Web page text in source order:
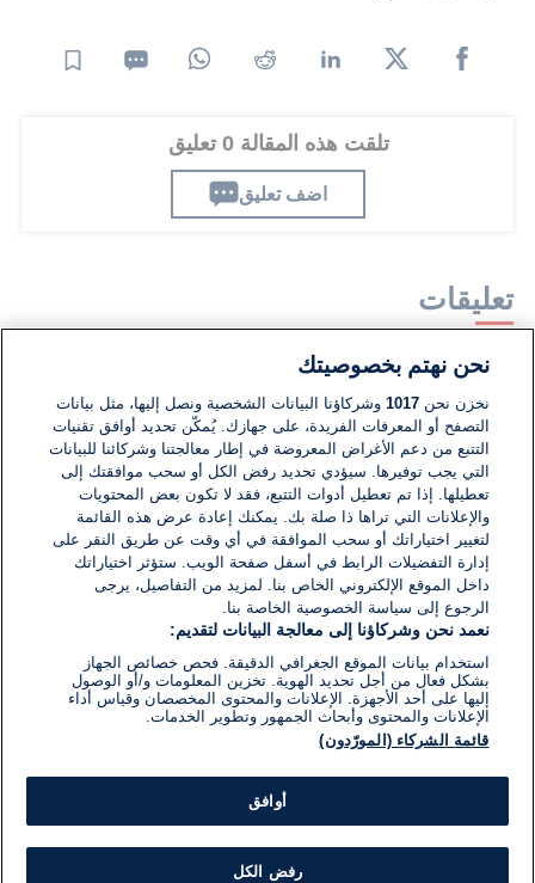
تلقت هذه المقالة 0 تعليق
اضف تعليق
تعليقات
لا توجد تعليقات مكتوبة حتى الآن. كن الأول!
اكتب تعليقًا جديدًا ...
نحن نهتم بخصوصيتك
نخزن نحن1017 وشركاؤنا البيانات الشخصية ونصل إليها، مثل بيانات
التصفح أو المعرفات الفريدة، على جهازك. يُمكّن تحديد أوافق تقنيات
التتبع من دعم الأغراض المعروضة في إطار معالجتنا وشركائنا للبيانات
التي يجب توفيرها. سيؤدي تحديد رفض الكل أو سحب موافقتك إلى
تعطيلها. إذا تم تعطيل أدوات التتبع، فقد لا تكون بعض المحتويات
والإعلانات التي تراها ذا صلة بك. يمكنك إعادة عرض هذه القائمة
لتغيير اختياراتك أو سحب الموافقة في أي وقت عن طريق النقر على
إدارة التفضيلات الرابط في أسفل صفحة الويب. ستؤثر اختياراتك
داخل الموقع الإلكتروني الخاص بنا. لمزيد من التفاصيل، يرجى
الرجوع إلى سياسة الخصوصية الخاصة بنا.
نعمد نحن وشركاؤنا إلى معالجة البيانات لتقديم:
استخدام بيانات الموقع الجغرافي الدقيقة. فحص خصائص الجهاز
بشكل فعال من أجل تحديد الهوية. تخزين المعلومات و/أو الوصول
إليها على أحد الأجهزة. الإعلانات والمحتوى المخصصان وقياس أداء
الإعلانات والمحتوى وأبحاث الجمهور وتطوير الخدمات.
قائمة الشركاء (المورّدون)
أوافق
رفض الكل